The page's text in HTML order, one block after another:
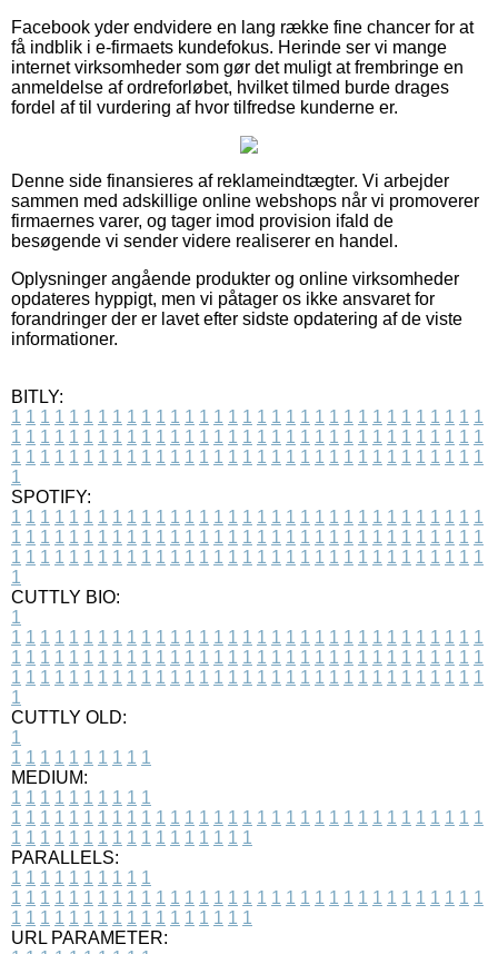
Facebook yder endvidere en lang række fine chancer for at
få indblik i e-firmaets kundefokus. Herinde ser vi mange
internet virksomheder som gør det muligt at frembringe en
anmeldelse af ordreforløbet, hvilket tilmed burde drages
fordel af til vurdering af hvor tilfredse kunderne er.
Denne side finansieres af reklameindtægter. Vi arbejder
sammen med adskillige online webshops når vi promoverer
firmaernes varer, og tager imod provision ifald de
besøgende vi sender videre realiserer en handel.
Oplysninger angående produkter og online virksomheder
opdateres hyppigt, men vi påtager os ikke ansvaret for
forandringer der er lavet efter sidste opdatering af de viste
informationer.
BITLY:
1 1 1 1 1 1 1 1 1 1 1 1 1 1 1 1 1 1 1 1 1 1 1 1 1 1 1 1 1 1 1 1 1
1 1 1 1 1 1 1 1 1 1 1 1 1 1 1 1 1 1 1 1 1 1 1 1 1 1 1 1 1 1 1 1 1
1 1 1 1 1 1 1 1 1 1 1 1 1 1 1 1 1 1 1 1 1 1 1 1 1 1 1 1 1 1 1 1 1
1
SPOTIFY:
1 1 1 1 1 1 1 1 1 1 1 1 1 1 1 1 1 1 1 1 1 1 1 1 1 1 1 1 1 1 1 1 1
1 1 1 1 1 1 1 1 1 1 1 1 1 1 1 1 1 1 1 1 1 1 1 1 1 1 1 1 1 1 1 1 1
1 1 1 1 1 1 1 1 1 1 1 1 1 1 1 1 1 1 1 1 1 1 1 1 1 1 1 1 1 1 1 1 1
1
CUTTLY BIO:
1
1 1 1 1 1 1 1 1 1 1 1 1 1 1 1 1 1 1 1 1 1 1 1 1 1 1 1 1 1 1 1 1 1
1 1 1 1 1 1 1 1 1 1 1 1 1 1 1 1 1 1 1 1 1 1 1 1 1 1 1 1 1 1 1 1 1
1 1 1 1 1 1 1 1 1 1 1 1 1 1 1 1 1 1 1 1 1 1 1 1 1 1 1 1 1 1 1 1 1
1
CUTTLY OLD:
1
1 1 1 1 1 1 1 1 1 1
MEDIUM:
1 1 1 1 1 1 1 1 1 1
1 1 1 1 1 1 1 1 1 1 1 1 1 1 1 1 1 1 1 1 1 1 1 1 1 1 1 1 1 1 1 1 1
1 1 1 1 1 1 1 1 1 1 1 1 1 1 1 1 1
PARALLELS:
1 1 1 1 1 1 1 1 1 1
1 1 1 1 1 1 1 1 1 1 1 1 1 1 1 1 1 1 1 1 1 1 1 1 1 1 1 1 1 1 1 1 1
1 1 1 1 1 1 1 1 1 1 1 1 1 1 1 1 1
URL PARAMETER: